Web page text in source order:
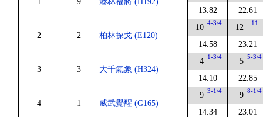
13.82 22.61
2 2 柏林探戈 (E120)
10 4-3/4
14.58
12 11
23.21
3 3 大千氣象 (H324)
4 1-3/4
14.10
5 5-3/4
22.85
4 1 威武覺醒 (G165)
9 3-1/4
14.34
9 8-1/4
23.01